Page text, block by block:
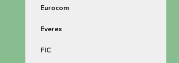
Eurocom
Everex
FIC